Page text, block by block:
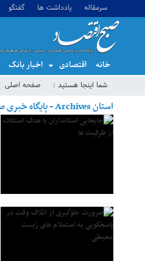
سرمقاله یادداشت ها گفتگو
خانه اقتصادی اخبار بانک
شما اینجا هستید : صفحه اصلی
استان Archives - پایگاه خبری صبح اقتصاد آنلاین،تحلیل اقتصادی،اخبار اقتصادی
18 اکتبر 2017